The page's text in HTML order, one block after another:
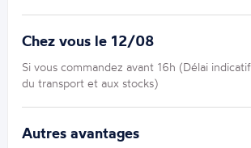
Chez vous le 12/08
Si vous commandez avant 16h (Délai
du transport et aux stocks)
Autres avantages